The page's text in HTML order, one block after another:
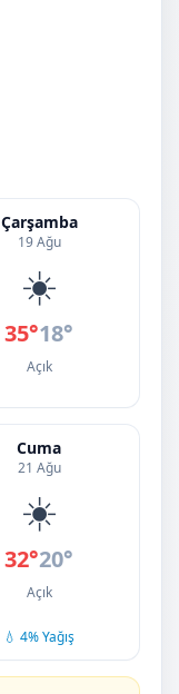
Çarşamba
19 Ağu
☀️
35°18°
Açık
Cuma
21 Ağu
☀️
32°20°
Açık
💧 4% Yağış